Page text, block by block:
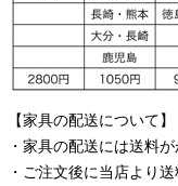
【家具の配送について】
・家具の配送には送料が
・ご注文後に当店より